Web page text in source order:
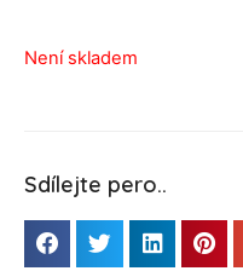
Není skladem
Sdílejte pero..